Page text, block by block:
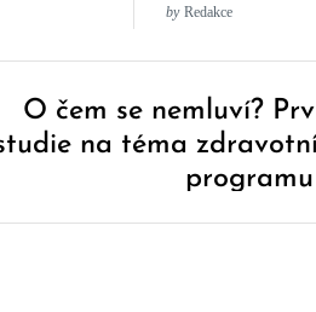
centů a
by Redakce
O čem se nemluví?
na téma